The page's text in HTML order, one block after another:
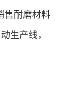
售耐磨材料
生产线，